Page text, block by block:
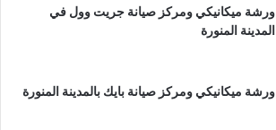
ورشة ميكانيكي ومركز صيانة جريت وول في
المدينة المنورة
ورشة ميكانيكي ومركز صيانة بايك بالمدينة المنورة